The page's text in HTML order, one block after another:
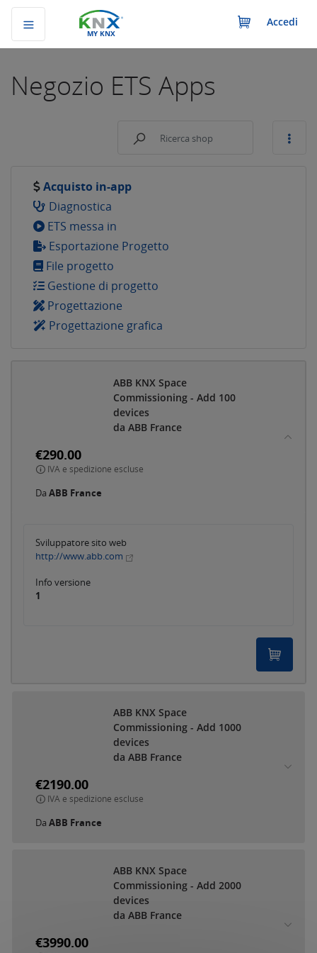
MY KNX
Accedi
Negozio ETS Apps
Acquisto in-app
Diagnostica
ETS messa in
Esportazione Progetto
File progetto
Gestione di progetto
Progettazione
Progettazione grafica
ABB KNX Space
Commissioning - Add 100
devices
da ABB France
€290.00
IVA e spedizione escluse
Da ABB France
Sviluppatore sito web
http://www.abb.com
Info versione
1
ABB KNX Space
Commissioning - Add 1000
devices
da ABB France
€2190.00
IVA e spedizione escluse
Da ABB France
ABB KNX Space
Commissioning - Add 2000
devices
da ABB France
€3990.00